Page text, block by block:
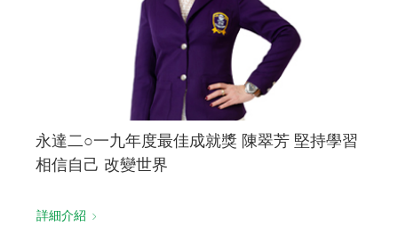
永達二○一九年度最佳成就獎 陳翠芳 堅持學習
相信自己 改變世界
詳細介紹